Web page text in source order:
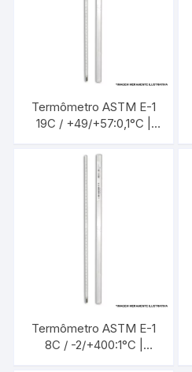
Termômetro ASTM E-1
19C / +49/+57:0,1°C |
Termômetro ASTM E-1
8C / -2/+400:1°C |